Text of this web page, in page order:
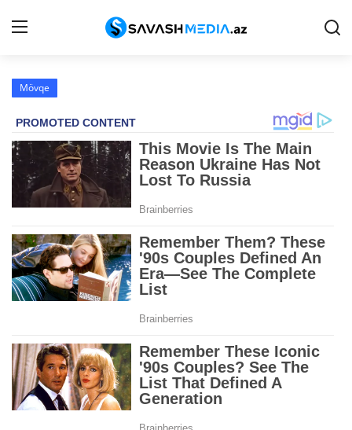
Reklam
Haqqımızda
Əlaqə
Peşə etikası
Siyasət
Hadisə
Dünya
Cəmiyyət
Mövqe